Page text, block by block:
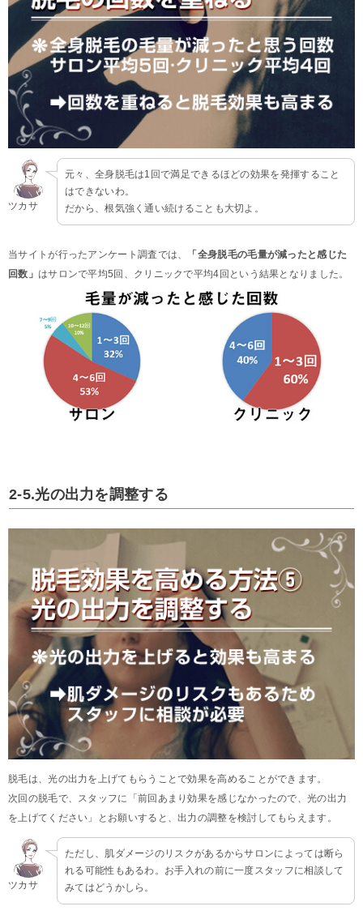
ツカサ
元々、全身脱毛は1回で満足できるほどの効果を発揮すること
はできないわ。
だから、根気強く通い続けることも大切よ。
当サイトが行ったアンケート調査では、
「全身脱毛の毛量が減ったと感じた
回数」 はサロンで平均5回、クリニックで平均4回という結果となりました。
2-5.光の出力を調整する
脱毛は、光の出力を上げてもらうことで効果を高めることができます。
次回の脱毛で、スタッフに「前回あまり効果を感じなかったので、光の出力
を上げてください」とお願いすると、出力の調整を検討してもらえます。
ツカサ
ただし、肌ダメージのリスクがあるからサロンによっては断ら
れる可能性もあるわ。お手入れの前に一度スタッフに相談して
みてはどうかしら。